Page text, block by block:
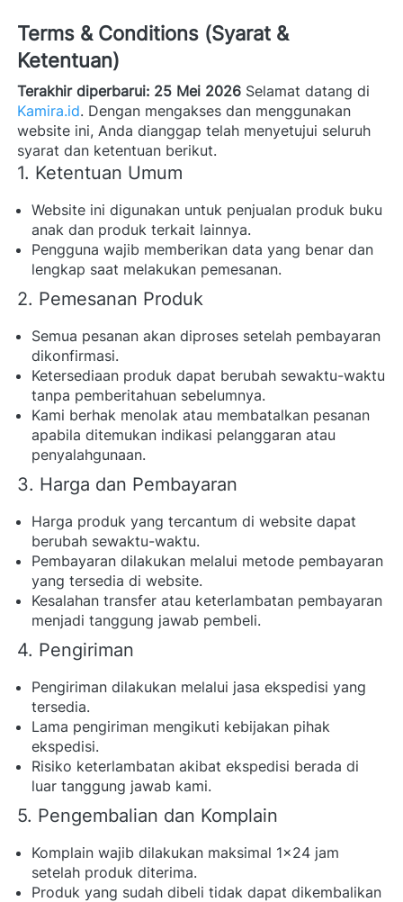
Terms & Conditions (Syarat &
Ketentuan)
Terakhir diperbarui: 25 Mei 2026
Kamira.id. Dengan mengakses dan menggunakan
website ini, Anda dianggap telah menyetujui seluruh
syarat dan ketentuan berikut.
1. Ketentuan Umum
Website ini digunakan untuk penjualan produk buku
anak dan produk terkait lainnya.
Pengguna wajib memberikan data yang benar dan
lengkap saat melakukan pemesanan.
2. Pemesanan Produk
Semua pesanan akan diproses setelah pembayaran
dikonfirmasi.
Ketersediaan produk dapat berubah sewaktu-waktu
tanpa pemberitahuan sebelumnya.
Kami berhak menolak atau membatalkan pesanan
apabila ditemukan indikasi pelanggaran atau
penyalahgunaan.
3. Harga dan Pembayaran
Harga produk yang tercantum di website dapat
berubah sewaktu-waktu.
Pembayaran dilakukan melalui metode pembayaran
yang tersedia di website.
Kesalahan transfer atau keterlambatan pembayaran
menjadi tanggung jawab pembeli.
4. Pengiriman
Pengiriman dilakukan melalui jasa ekspedisi yang
tersedia.
Lama pengiriman mengikuti kebijakan pihak
ekspedisi.
Risiko keterlambatan akibat ekspedisi berada di
luar tanggung jawab kami.
5. Pengembalian dan Komplain
Komplain wajib dilakukan maksimal 1x24 jam
setelah produk diterima.
Produk yang sudah dibeli tidak dapat dikembalikan